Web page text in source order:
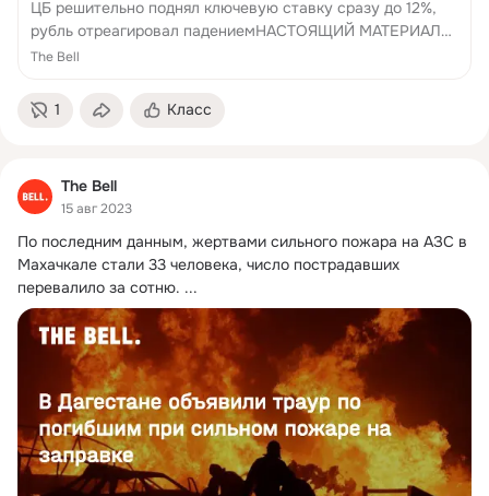
ЦБ решительно поднял ключевую ставку сразу до 12%,
рубль отреагировал падениемНАСТОЯЩИЙ МАТЕРИАЛ
(ИНФОРМАЦИЯ) ПРОИЗВЕДЕН И РАСПРОСТРАНЕН ИН...
The Bell
1 Класс
The Bell
15 авг 2023
По последним данным, жертвами сильного пожара на АЗС в
Махачкале стали 33 человека, число пострадавших
перевалило за сотню. ...